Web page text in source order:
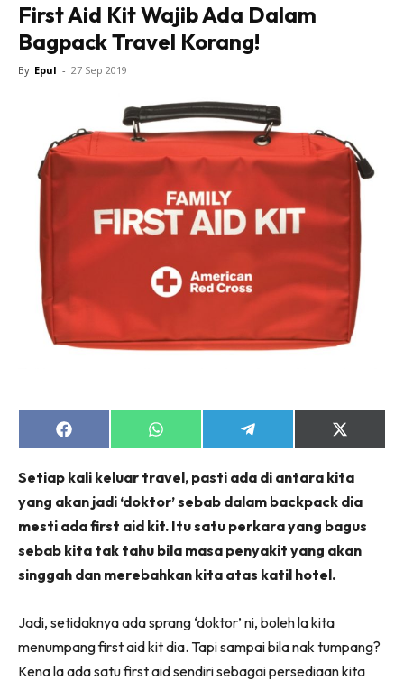
First Aid Kit Wajib Ada Dalam
Bagpack Travel Korang!
By Epul - 27 Sep 2019
Share
on
Share
on
Share
on
Share
on
(Twitter)
Setiap kali keluar travel, pasti ada di antara kita
yang akan jadi ‘doktor’ sebab dalam backpack dia
mesti ada first aid kit. Itu satu perkara yang bagus
sebab kita tak tahu bila masa penyakit yang akan
singgah dan merebahkan kita atas katil hotel.
Jadi, setidaknya ada sprang ‘doktor’ ni, boleh la kita
menumpang first aid kit dia. Tapi sampai bila nak tumpang?
Kena la ada satu first aid sendiri sebagai persediaan kita